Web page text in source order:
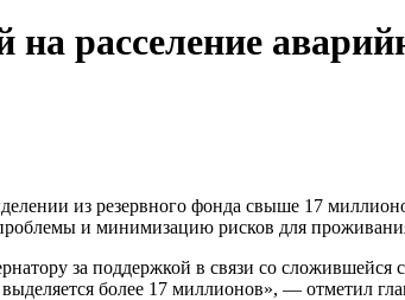
расселение
из резервного фонда свыше 17
и минимизацию рисков для
за поддержкой в связи со
более 17 миллионов», — отметил